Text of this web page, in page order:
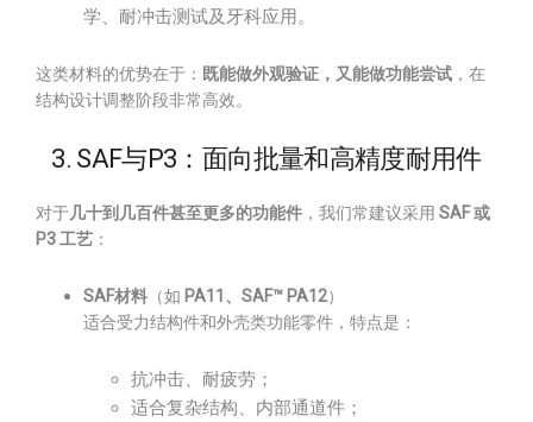
学、耐冲击测试及牙科应用。
这类材料的优势在于： 既能做外观验证，又能做功能尝试 ，在
结构设计调整阶段非常高效。
3. SAF与P3：面向批量和高精度耐用件
对于几十到几百件甚至更多的功能件 ，我们常建议采用 SAF 或
P3 工艺 ：
SAF材料 （如 PA11、SAF™ PA12）
适合受力结构件和外壳类功能零件，特点是：
抗冲击、耐疲劳；
适合复杂结构、内部通道件；